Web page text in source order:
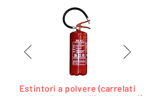
Estintori a polvere (carrelati